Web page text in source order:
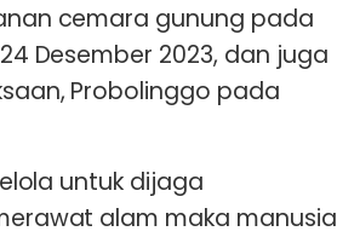
cemara gunung pada
Desember 2023, dan juga
Probolinggo pada
untuk dijaga
alam maka manusia